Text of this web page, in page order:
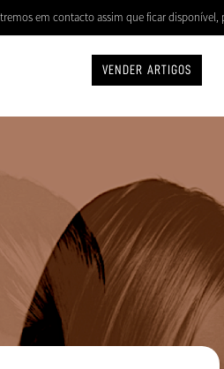
em contacto assim que ficar
VENDER ARTIGOS